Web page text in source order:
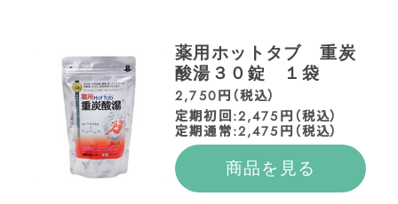
薬用ホットタブ 重炭
酸湯３０錠 １袋
2,750円（税込）
定期初回:2,475円（税込）
定期通常:2,475円（税込）
商品を見る